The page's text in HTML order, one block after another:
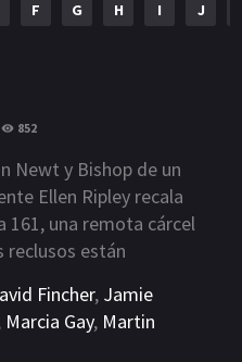
2022
2020
2018
2006
2001
F G H I J
852
Newt y Bishop de un
Ellen Ripley recala
161, una remota cárcel
reclusos están
Fincher, Jamie
Marcia Gay, Martin